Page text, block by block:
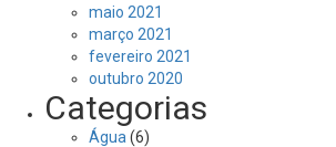
maio 2021
março 2021
fevereiro 2021
outubro 2020
Categorias
Água (6)